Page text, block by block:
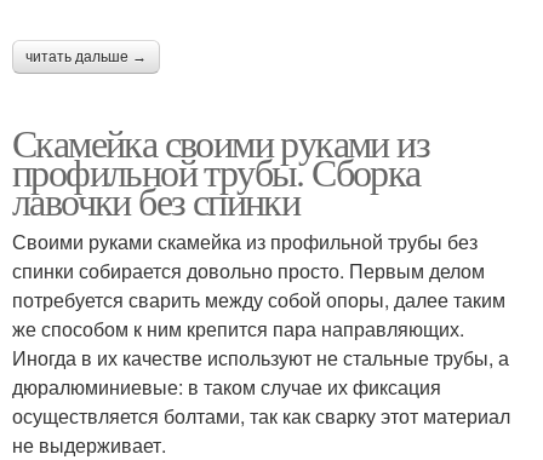
читать дальше →
Скамейка своими руками из
профильной трубы. Сборка
лавочки без спинки
Своими руками скамейка из профильной трубы без
спинки собирается довольно просто. Первым делом
потребуется сварить между собой опоры, далее таким
же способом к ним крепится пара направляющих.
Иногда в их качестве используют не стальные трубы, а
дюралюминиевые: в таком случае их фиксация
осуществляется болтами, так как сварку этот материал
не выдерживает.